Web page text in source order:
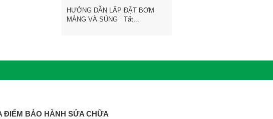
HƯỚNG DẪN LẮP ĐẶT BƠM
MÀNG VÀ SÚNG Tất...
ĐIỂM BẢO HÀNH SỬA CHỮA